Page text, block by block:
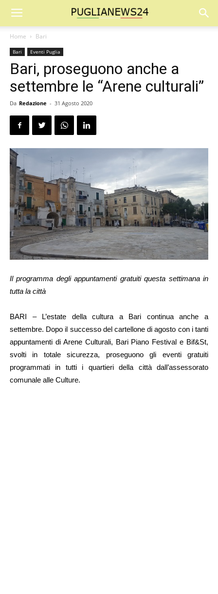
Home Bari
Bari Eventi Puglia
Bari, proseguono anche a
settembre le “Arene culturali”
Da Redazione - 31 Agosto 2020
Il programma degli appuntamenti gratuiti questa settimana in
tutta la città
BARI – L’estate della cultura a Bari continua anche a
settembre. Dopo il successo del cartellone di agosto con i tanti
appuntamenti di Arene Culturali, Bari Piano Festival e Bif&St,
svolti in totale sicurezza, proseguono gli eventi gratuiti
programmati in tutti i quartieri della città dall’assessorato
comunale alle Culture.